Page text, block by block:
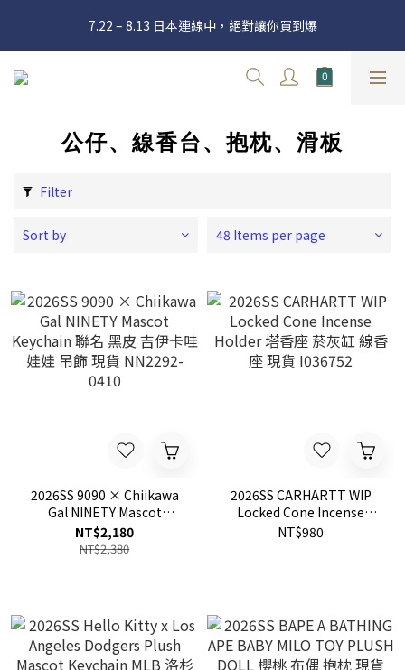
官網三週年 8月滿額送購物金 - 滿 $2000 送 $60 / 滿 $4000 送 $300
/ 滿 $10000 送 $1500
7.22 – 8.13 日本連線中，絕對讓你買到爆
/ 滿 $10000 送 $1500
公仔、線香台、抱枕、滑板
Filter
Sort by 48 Items per page
2026SS 9090 × Chiikawa
Gal NINETY Mascot
Keychain 聯名 黑皮 吉伊卡
哇 娃娃 吊飾 現貨 NN2292-
NT$2,180
NT$2,380
2026SS CARHARTT WIP
Locked Cone Incense
Holder 塔香座 菸灰缸 線香
NT$980